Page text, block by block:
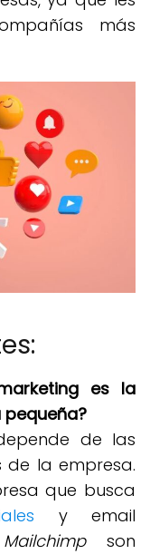
más
es la
de las
de la empresa.
que busca
y email
Mailchimpson